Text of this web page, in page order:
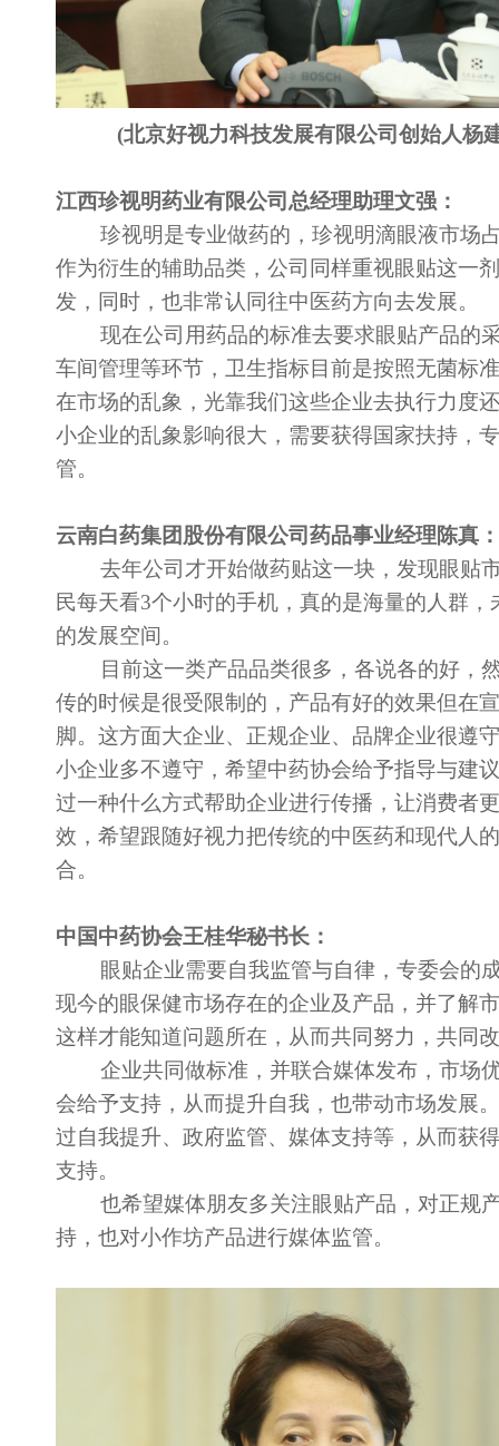
(北京好视力科技发展有限公司创始人杨
江西珍视明药业有限公司总经理助理文强：
珍视明是专业做药的，珍视明滴眼液市场
作为衍生的辅助品类，公司同样重视眼贴这一
发，同时，也非常认同往中医药方向去发展。
现在公司用药品的标准去要求眼贴产品的
车间管理等环节，卫生指标目前是按照无菌标
在市场的乱象，光靠我们这些企业去执行力度
小企业的乱象影响很大，需要获得国家扶持，
管。
云南白药集团股份有限公司药品事业经理陈真：
去年公司才开始做药贴这一块，发现眼贴
民每天看3个小时的手机，真的是海量的人群，
的发展空间。
目前这一类产品品类很多，各说各的好，
传的时候是很受限制的，产品有好的效果但在
脚。这方面大企业、正规企业、品牌企业很遵
小企业多不遵守，希望中药协会给予指导与建
过一种什么方式帮助企业进行传播，让消费者
效，希望跟随好视力把传统的中医药和现代人
合。
中国中药协会王桂华秘书长：
眼贴企业需要自我监管与自律，专委会的
现今的眼保健市场存在的企业及产品，并了解
这样才能知道问题所在，从而共同努力，共同
企业共同做标准，并联合媒体发布，市场
会给予支持，从而提升自我，也带动市场发展
过自我提升、政府监管、媒体支持等，从而获
支持。
也希望媒体朋友多关注眼贴产品，对正规
持，也对小作坊产品进行媒体监管。